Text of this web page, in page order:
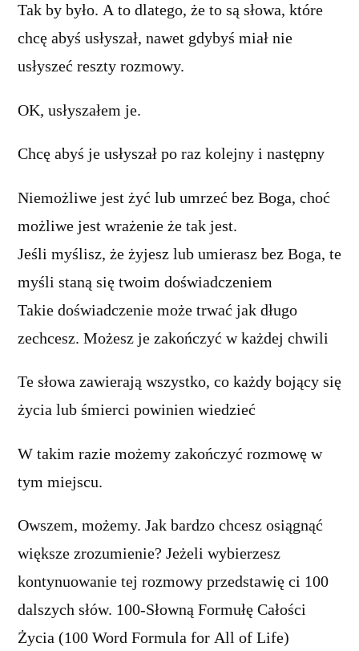
Tak by było. A to dlatego, że to są słowa, które
chcę abyś usłyszał, nawet gdybyś miał nie
usłyszeć reszty rozmowy.
OK, usłyszałem je.
Chcę abyś je usłyszał po raz kolejny i następny
Niemożliwe jest żyć lub umrzeć bez Boga, choć
możliwe jest wrażenie że tak jest.
Jeśli myślisz, że żyjesz lub umierasz bez Boga, te
myśli staną się twoim doświadczeniem
Takie doświadczenie może trwać jak długo
zechcesz. Możesz je zakończyć w każdej chwili
Te słowa zawierają wszystko, co każdy bojący się
życia lub śmierci powinien wiedzieć
W takim razie możemy zakończyć rozmowę w
tym miejscu.
Owszem, możemy. Jak bardzo chcesz osiągnąć
większe zrozumienie? Jeżeli wybierzesz
kontynuowanie tej rozmowy przedstawię ci 100
dalszych słów. 100-Słowną Formułę Całości
Życia (100 Word Formula for All of Life)